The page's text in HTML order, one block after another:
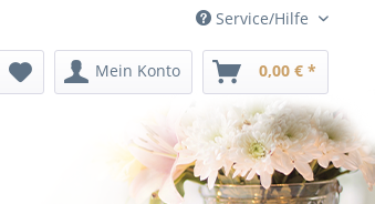
Service/Hilfe
Mein Konto 0,00 € *